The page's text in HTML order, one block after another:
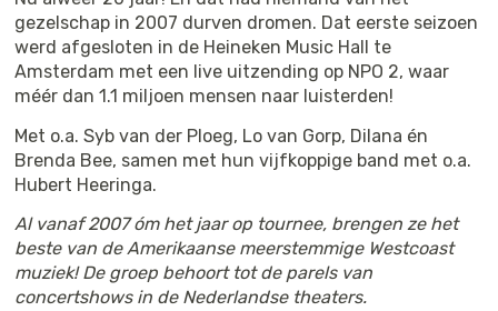
gezelschap in 2007 durven dromen. Dat eerste seizoen
werd afgesloten in de Heineken Music Hall te
Amsterdam met een live uitzending op NPO 2, waar
méér dan 1.1 miljoen mensen naar luisterden!
Met o.a. Syb van der Ploeg, Lo van Gorp, Dilana én
Brenda Bee, samen met hun vijfkoppige band met o.a.
Hubert Heeringa.
Al vanaf 2007 óm het jaar op tournee, brengen ze het
beste van de Amerikaanse meerstemmige Westcoast
muziek! De groep behoort tot de parels van
concertshows in de Nederlandse theaters.